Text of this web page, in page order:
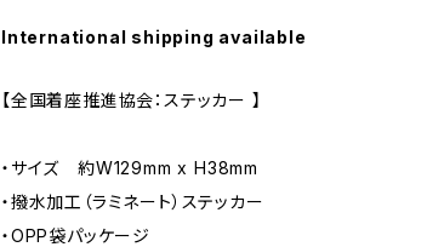
International shipping available
【全国着座推進協会：ステッカー 】
・サイズ 約W129mm x H38mm
・撥水加工（ラミネート）ステッカー
・OPP袋パッケージ